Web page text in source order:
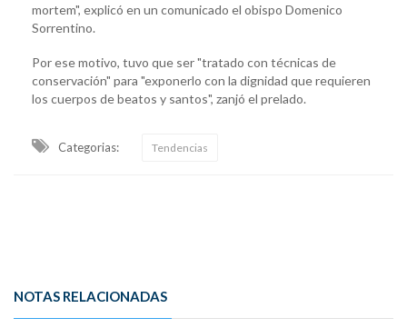
mortem", explicó en un comunicado el obispo Domenico
Sorrentino.
Por ese motivo, tuvo que ser "tratado con técnicas de
conservación" para "exponerlo con la dignidad que requieren
los cuerpos de beatos y santos", zanjó el prelado.
Categorias: Tendencias
NOTAS RELACIONADAS